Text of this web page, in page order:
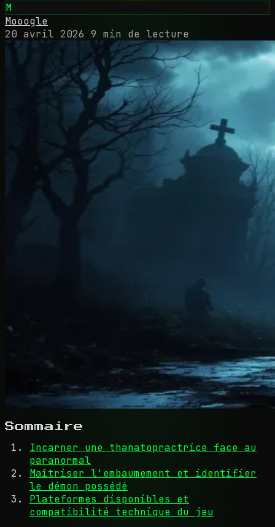
M
Mooogle
20 avril 2026 9 min de lecture
Sommaire
Incarner une thanatopractrice face au
paranormal
Maîtriser l'embaumement et identifier
le démon possédé
Plateformes disponibles et
compatibilité technique du jeu